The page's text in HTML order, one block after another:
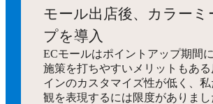
モール出店後、カラーミ
プを導入
ECモールはポイントアップ期間
施策を打ちやすいメリットもあ
インのカスタマイズ性が低く、
観を表現するには限度がありまし